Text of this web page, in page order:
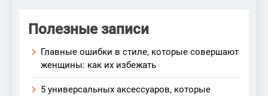
Полезные записи
Главные ошибки в стиле, которые совершают
женщины: как их избежать
5 универсальных аксессуаров, которые